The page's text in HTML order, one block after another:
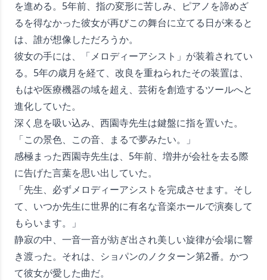
を進める。5年前、指の変形に苦しみ、ピアノを諦めざ
るを得なかった彼女が再びこの舞台に立てる日が来ると
は、誰が想像しただろうか。
彼女の手には、「メロディーアシスト」が装着されてい
る。5年の歳月を経て、改良を重ねられたその装置は、
もはや医療機器の域を超え、芸術を創造するツールへと
進化していた。
深く息を吸い込み、西園寺先生は鍵盤に指を置いた。
「この景色、この音、まるで夢みたい。」
感極まった西園寺先生は、5年前、増井が会社を去る際
に告げた言葉を思い出していた。
「先生、必ずメロディーアシストを完成させます。そし
て、いつか先生に世界的に有名な音楽ホールで演奏して
もらいます。」
静寂の中、一音一音が紡ぎ出され美しい旋律が会場に響
き渡った。それは、ショパンのノクターン第2番。かつ
て彼女が愛した曲だ。